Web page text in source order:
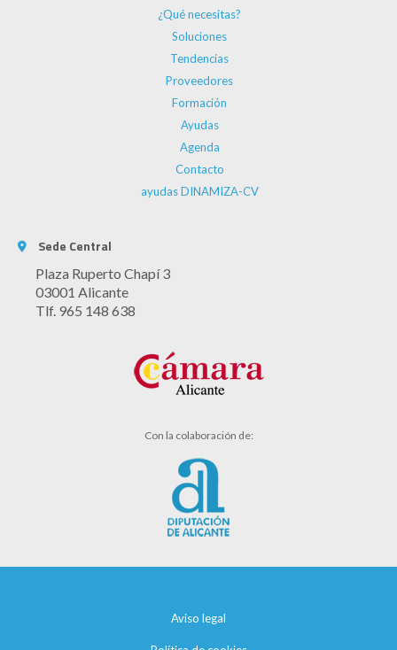
¿Qué necesitas?
Soluciones
Tendencias
Proveedores
Formación
Ayudas
Agenda
Contacto
ayudas DINAMIZA-CV
Sede Central
Plaza Ruperto Chapí 3
03001 Alicante
Tlf. 965 148 638
Con la colaboración de:
Aviso legal